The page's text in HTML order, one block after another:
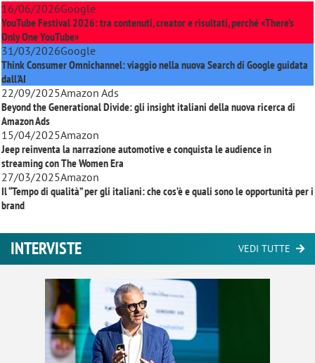
16/06/2026Google
YouTube Festival 2026: tra contenuti, creator e risultati, perché «There’s
Only One YouTube»
31/03/2026Google
Think Consumer Omnichannel: viaggio nella nuova Search di Google guidata
dall'AI
22/09/2025Amazon Ads
Beyond the Generational Divide: gli insight italiani della nuova ricerca di
Amazon Ads
15/04/2025Amazon
Jeep reinventa la narrazione automotive e conquista le audience in
streaming conThe Women Era
27/03/2025Amazon
Il “Tempo di qualità” per gli italiani: che cos’è e quali sono le opportunità per i
brand
INTERVISTE VEDI TUTTE